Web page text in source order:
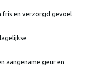
fris en verzorgd gevoel
aangename geur en